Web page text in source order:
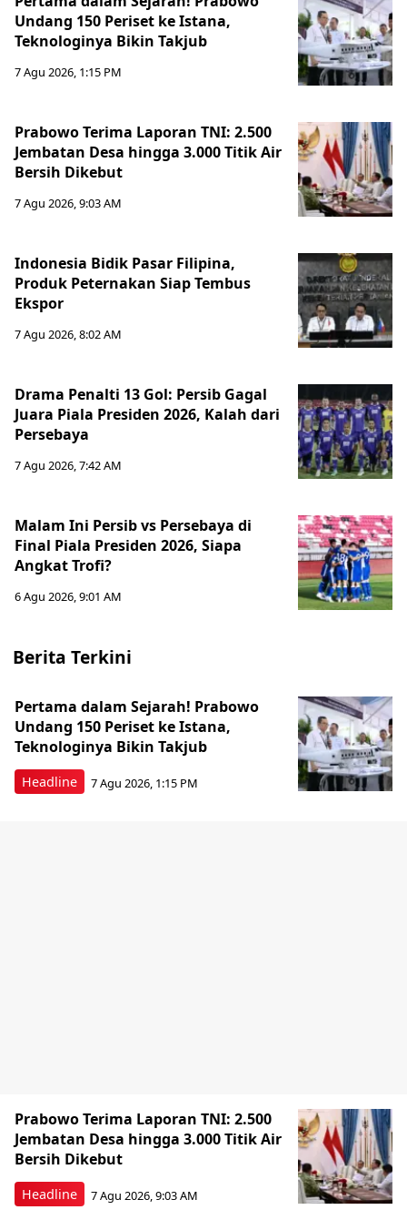
Undang 150 Periset ke Istana,
Teknologinya Bikin Takjub
7 Agu 2026, 1:15 PM
Prabowo Terima Laporan TNI: 2.500
Jembatan Desa hingga 3.000 Titik Air
Bersih Dikebut
7 Agu 2026, 9:03 AM
Indonesia Bidik Pasar Filipina,
Produk Peternakan Siap Tembus
Ekspor
7 Agu 2026, 8:02 AM
Drama Penalti 13 Gol: Persib Gagal
Juara Piala Presiden 2026, Kalah dari
Persebaya
7 Agu 2026, 7:42 AM
Malam Ini Persib vs Persebaya di
Final Piala Presiden 2026, Siapa
Angkat Trofi?
6 Agu 2026, 9:01 AM
Berita Terkini
Headline
Pertama dalam Sejarah! Prabowo
Undang 150 Periset ke Istana,
Teknologinya Bikin Takjub
7 Agu 2026, 1:15 PM
Headline
Prabowo Terima Laporan TNI: 2.500
Jembatan Desa hingga 3.000 Titik Air
Bersih Dikebut
7 Agu 2026, 9:03 AM